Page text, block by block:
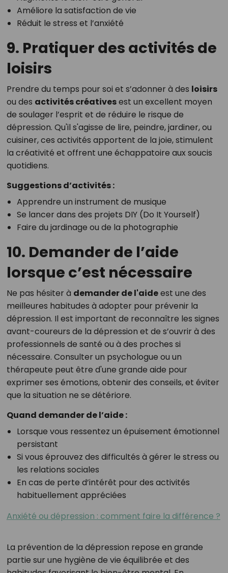
Améliore la satisfaction de vie
Réduit le stress et l’anxiété
9. Pratiquer des activités de
loisirs
Prendre du temps pour soi et s’adonner à des loisirs
ou des activités créativesest un excellent moyen
de soulager l’esprit et de réduire le risque de
dépression. Qu'il s'agisse de lire, peindre, jardiner, ou
cuisiner, ces activités apportent de la joie, stimulent
la créativité et offrent une échappatoire aux soucis
quotidiens.
Suggestions d’activités :
Apprendre un instrument de musique
Se lancer dans des projets DIY (Do It Yourself)
Faire du jardinage ou de la photographie
10. Demander de l’aide
lorsque c’est nécessaire
Ne pas hésiter à demander de l'aideest une des
meilleures habitudes à adopter pour prévenir la
dépression. Il est important de reconnaître les signes
avant-coureurs de la dépression et de s’ouvrir à des
professionnels de santé ou à des proches si
nécessaire. Consulter un psychologue ou un
thérapeute peut être d'une grande aide pour
exprimer ses émotions, obtenir des conseils, et éviter
que la situation ne se détériore.
Quand demander de l’aide :
Lorsque vous ressentez un épuisement émotionnel
persistant
Si vous éprouvez des difficultés à gérer le stress ou
les relations sociales
En cas de perte d’intérêt pour des activités
habituellement appréciées
Anxiété ou dépression : comment faire la différence ?
La prévention de la dépression repose en grande
partie sur une hygiène de vie équilibrée et des